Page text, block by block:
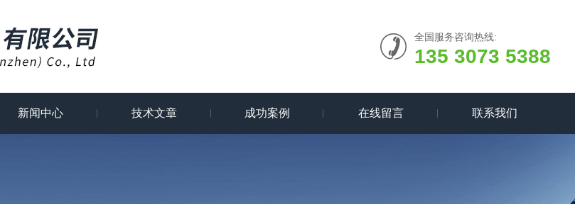
全国服务咨询热线:
135 3073 5388
新闻中心 技术文章 成功案例 在线留言 联系我们